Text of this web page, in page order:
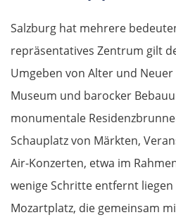
Salzburg hat mehrere
repräsentatives Zentrum gilt
Umgeben von Alter und Neuer
Museum und barocker
monumentale
Schauplatz von Märkten,
Air-Konzerten, etwa im
wenige Schritte entfernt
Mozartplatz, die gemeinsam